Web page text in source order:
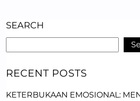
SEARCH
RECENT POSTS
KETERBUKAAN EMOSIONAL: